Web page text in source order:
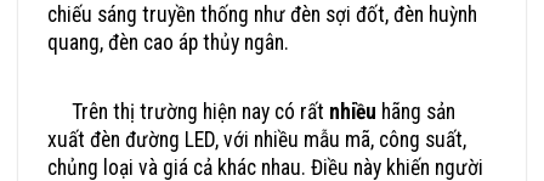
chiếu sáng truyền thống như đèn sợi đốt, đèn huỳnh
quang, đèn cao áp thủy ngân.
Trên thị trường hiện nay có rất nhiều hãng sản
xuất đèn đường LED, với nhiều mẫu mã, công suất,
chủng loại và giá cả khác nhau. Điều này khiến người